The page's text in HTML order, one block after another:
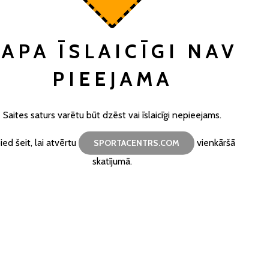
ĪSLAICĪGI NAV
PIEEJAMA
Saites saturs varētu būt dzēst vai īslaicīgi nepieejams.
šeit, lai atvērtu SPORTACENTRS.COM
vienkāršā
skatījumā.